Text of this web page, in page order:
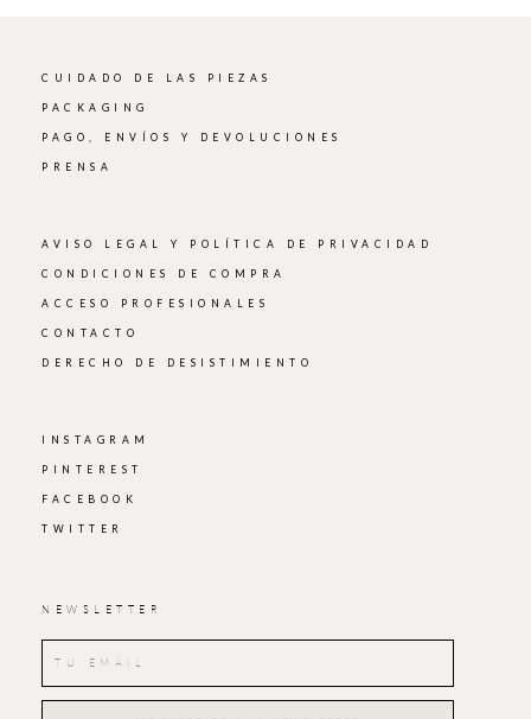
CUIDADO DE LAS PIEZAS
PACKAGING
PAGO, ENVÍOS Y DEVOLUCIONES
PRENSA
AVISO LEGAL Y POLÍTICA DE PRIVACIDAD
CONDICIONES DE COMPRA
ACCESO PROFESIONALES
CONTACTO
DERECHO DE DESISTIMIENTO
INSTAGRAM
PINTEREST
FACEBOOK
TWITTER
NEWSLETTER